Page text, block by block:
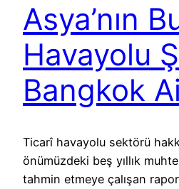
Asya’nın
Havayolu
Bangkok
Ticarî havayolu sektörü
önümüzdeki beş yıllık
tahmin etmeye çalışan